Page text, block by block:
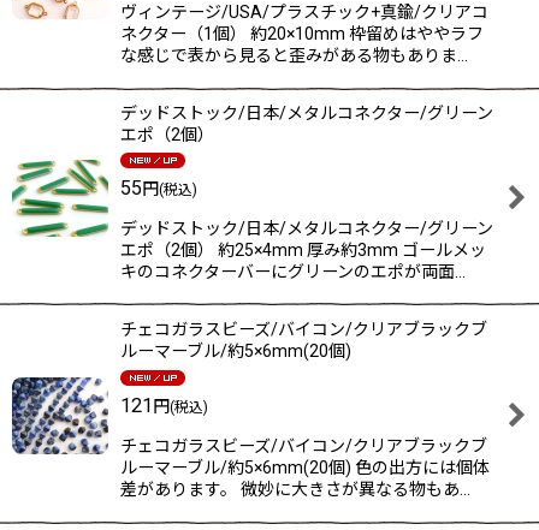
ヴィンテージ/USA/プラスチック+真鍮/クリアコ
ネクター（1個） 約20×10mm 枠留めはややラフ
な感じで表から見ると歪みがある物もありま…
デッドストック/日本/メタルコネクター/グリーン
エポ（2個）
55円(税込)
デッドストック/日本/メタルコネクター/グリーン
エポ（2個） 約25×4mm 厚み約3mm ゴールメッ
キのコネクターバーにグリーンのエポが両面…
チェコガラスビーズ/バイコン/クリアブラックブ
ルーマーブル/約5×6mm(20個)
121 円(税込)
チェコガラスビーズ/バイコン/クリアブラックブ
ルーマーブル/約5×6mm(20個) 色の出方には個体
差があります。 微妙に大きさが異なる物もあ…